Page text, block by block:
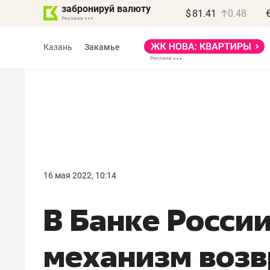
забронируй валюту $ 81.41 0.48
Казань Закамье
16 мая 2022, 10:14
В Банке
механизм
правил, бизнес может
потерять минимум